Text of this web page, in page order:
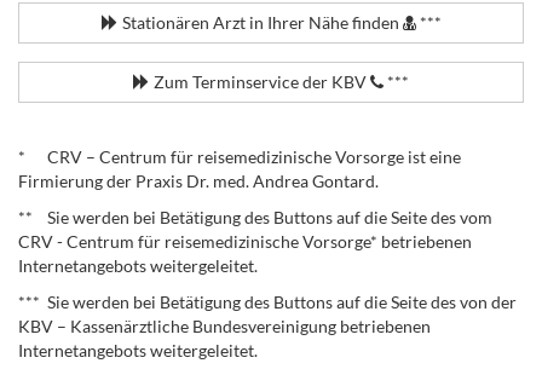
Stationären Arzt in Ihrer Nähe finden ***
Zum Terminservice der KBV ***
* CRV – Centrum für reisemedizinische Vorsorge ist eine
Firmierung der Praxis Dr. med. Andrea Gontard.
** Sie werden bei Betätigung des Buttons auf die Seite des vom
CRV - Centrum für reisemedizinische Vorsorge* betriebenen
Internetangebots weitergeleitet.
*** Sie werden bei Betätigung des Buttons auf die Seite des von der
KBV – Kassenärztliche Bundesvereinigung betriebenen
Internetangebots weitergeleitet.